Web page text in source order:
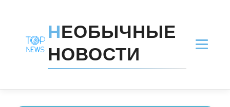
НЕОБЫЧНЫЕ
НОВОСТИ